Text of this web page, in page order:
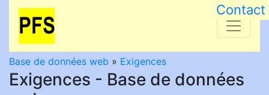
Contact
Base de données web » Exigences
Exigences - Base de données